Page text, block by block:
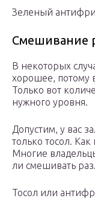
Зеленый
Смешивание
В некоторых
хорошее, потому
Только вот
нужного уровня.
Допустим, у вас
только тосол. Как
Многие
ли смешивать
Тосол или